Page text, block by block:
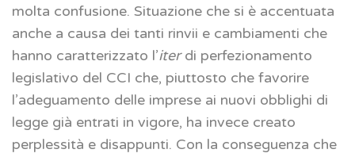
molta confusione. Situazione che si è accentuata
anche a causa dei tanti rinvii e cambiamenti che
hanno caratterizzato l’iterdi perfezionamento
legislativo del CCI che, piuttosto che favorire
l’adeguamento delle imprese ai nuovi obblighi di
legge già entrati in vigore, ha invece creato
perplessità e disappunti. Con la conseguenza che